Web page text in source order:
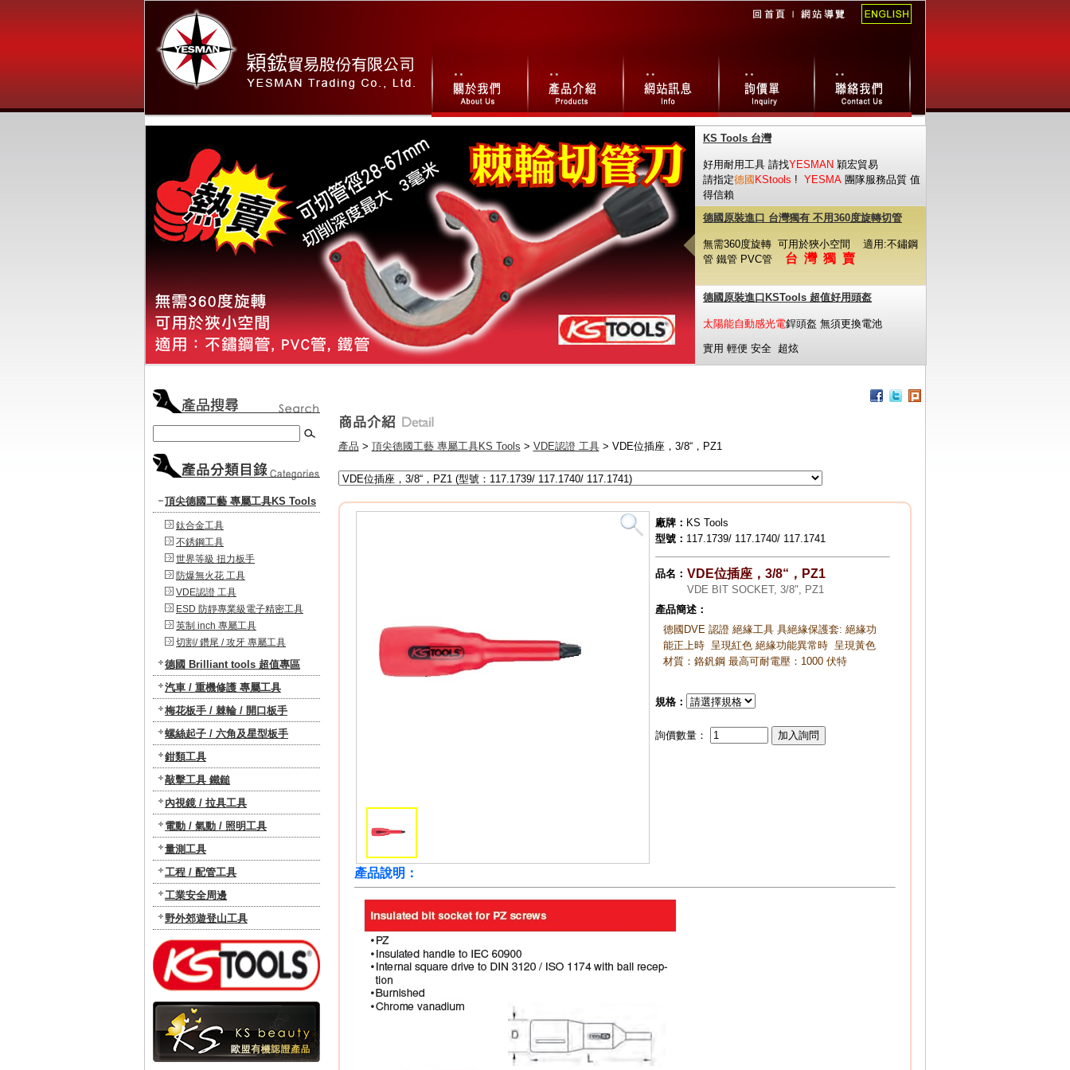
KS Tools 台灣
好用耐用工具 請找YESMAN 穎宏貿易
請指定德國 KStools ! YESMA 團隊服務品質 值
得信賴
德國原裝進口 台灣獨有 不用360度旋轉切管
無需360度旋轉 可用於狹小空間 適用:不鏽鋼
管 鐵管 PVC管 台 灣 獨 賣
德國原裝進口KSTools 超值好用頭盔
太陽能自動感光電銲頭盔 無須更換電池
實用 輕便 安全 超炫
德國精品
•符合人體工程學的軟握手柄
•空氣通過手柄排氣
頂尖德國工藝 專屬工具KS Tools
鈦合金工具
不銹鋼工具
世界等級 扭力板手
防爆無火花 工具
VDE認證 工具
ESD 防靜專業級電子精密工具
英制 inch 專屬工具
切割/ 鑽尾 / 攻牙 專屬工具
德國 Brilliant tools 超值專區
汽車 / 重機修護 專屬工具
梅花板手 / 棘輪 / 開口板手
螺絲起子 / 六角及星型板手
鉗類工具
敲擊工具 鐵鎚
內視鏡 / 拉具工具
電動 / 氣動 / 照明工具
量測工具
工程 / 配管工具
工業安全周邊
野外郊遊登山工具
產品 > 頂尖德國工藝 專屬工具KS Tools > VDE認證 工具> VDE位插座，3/8“，PZ1
廠牌： KS Tools
型號： 117.1739/ 117.1740/ 117.1741
品名： VDE位插座，3/8“，PZ1
VDE BIT SOCKET, 3/8", PZ1
產品簡述：
德國DVE 認證 絕緣工具 具絕緣保護套: 絕緣功
能正上時 呈現紅色 絕緣功能異常時 呈現黃色
材質：鉻釩鋼 最高可耐電壓：1000 伏特
規格：
詢價數量：
產品說明：